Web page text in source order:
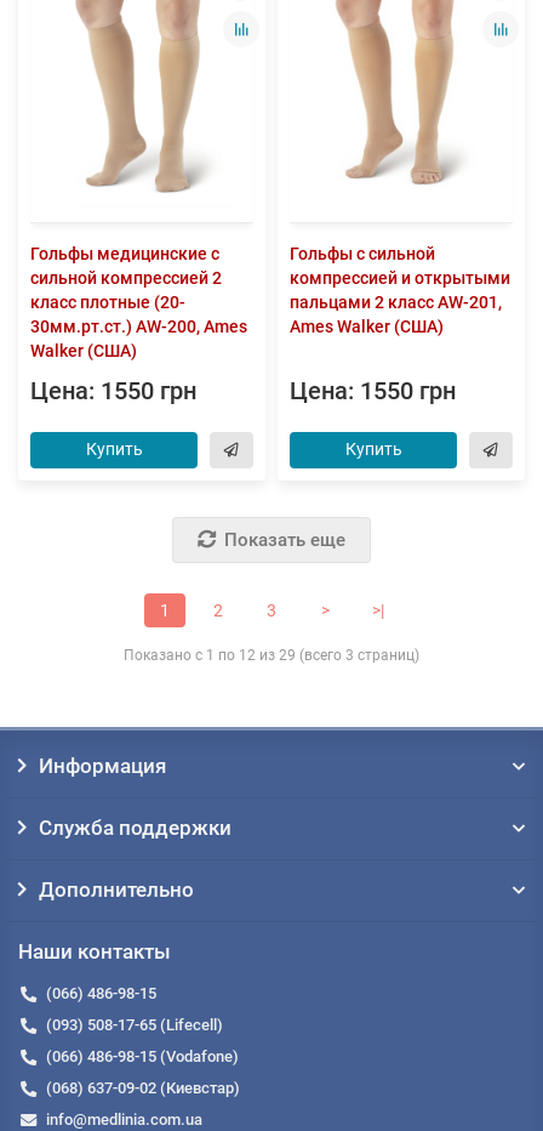
Гольфы медицинские с
сильной компрессией 2
класс плотные (20-
30мм.рт.ст.) AW-200, Ames
Walker (США)
Цена: 1550 грн
Купить
Гольфы с сильной
компрессией и открытыми
пальцами 2 класс AW-201,
Ames Walker (США)
Цена: 1550 грн
Купить
Показать еще
1 2 3 > >|
Показано с 1 по 12 из 29 (всего 3 страниц)
Информация
Служба поддержки
Дополнительно
Наши контакты
(066) 486-98-15
(093) 508-17-65 (Lifecell)
(066) 486-98-15 (Vodafone)
(068) 637-09-02 (Киевстар)
info@medlinia.com.ua